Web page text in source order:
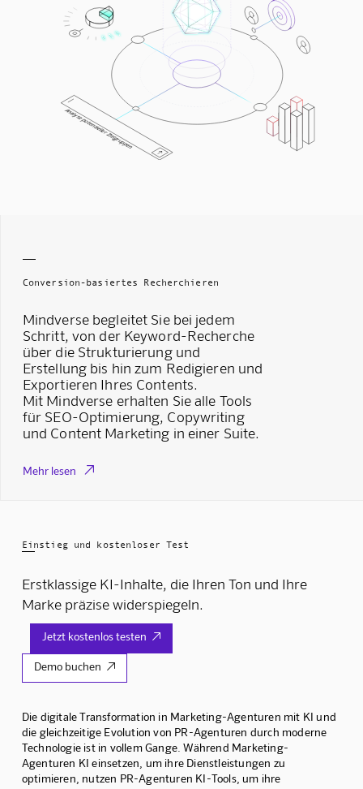
Analyse potenzieller Zielgruppen
Conversion-basiertes Recherchieren
Mindverse begleitet Sie bei jedem
Schritt, von der Keyword-Recherche
über die Strukturierung und
Erstellung bis hin zum Redigieren und
Exportieren Ihres Contents.
Mit Mindverse erhalten Sie alle Tools
für SEO-Optimierung, Copywriting
und Content Marketing in einer Suite.
Mehr lesen 
Einstieg und kostenloser Test
Erstklassige KI-Inhalte, die Ihren Ton und Ihre
Marke präzise widerspiegeln.
Jetzt kostenlos testen 
Demo buchen 
Die digitale Transformation in Marketing-Agenturen mit KI und
die gleichzeitige Evolution von PR-Agenturen durch moderne
Technologie ist in vollem Gange. Während Marketing-
Agenturen KI einsetzen, um ihre Dienstleistungen zu
optimieren, nutzen PR-Agenturen KI-Tools, um ihre